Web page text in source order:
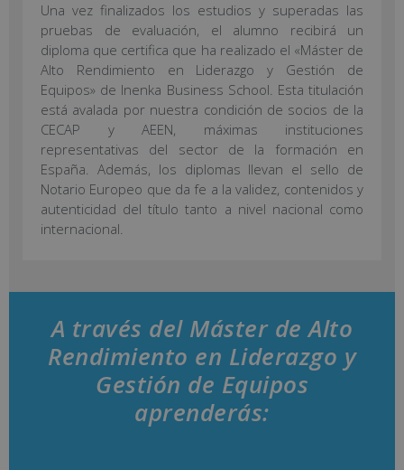
Una vez finalizados los estudios y superadas las
pruebas de evaluación, el alumno recibirá un
diploma que certifica que ha realizado el «Máster de
Alto Rendimiento en Liderazgo y Gestión de
Equipos» de Inenka Business School. Esta titulación
está avalada por nuestra condición de socios de la
CECAP y AEEN, máximas instituciones
representativas del sector de la formación en
España. Además, los diplomas llevan el sello de
Notario Europeo que da fe a la validez, contenidos y
autenticidad del título tanto a nivel nacional como
internacional.
A través del Máster de Alto
Rendimiento en Liderazgo y
Gestión de Equipos
aprenderás: